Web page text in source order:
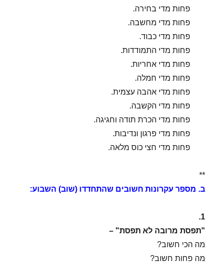
פחות מדי בחירה.
פחות מדי מחשבה.
פחות מדי כבוד.
פחות מדי התמודדות.
פחות מדי אחריות.
פחות מדי חמלה.
פחות מדי אהבה עצמית.
פחות מדי הקשבה.
פחות מדי הכרת תודה וחגיגה.
פחות מדי פרגון ונדיבות.
פחות מדי חצי כוס מלאה.
**
ב. מספר עקרונות חשובים שהתחדדו (שוב) השבוע:
1.
"תפסת מרובה לא תפסת" –
מה הכי חשוב?
מה פחות חשוב?